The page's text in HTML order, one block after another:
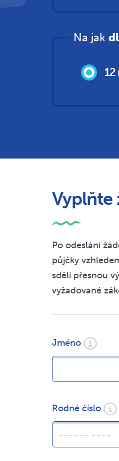
Na jak
12
Vyplňte
Po odeslání
půjčky
sdělí přesnou
vyžadované
Jméno
Rodné číslo